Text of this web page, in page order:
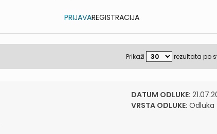
PRIJAVAREGISTRACIJA
Prikaži rezultata po
DATUM ODLUKE:
VRSTA ODLUKE: Odluka